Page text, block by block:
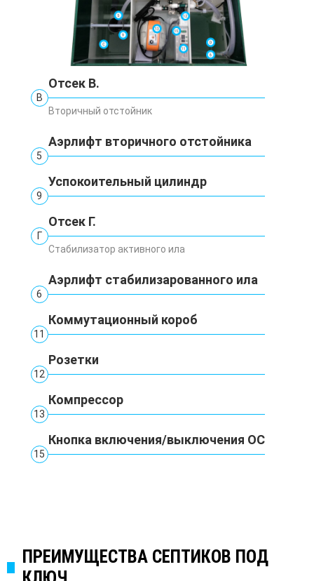
Отсек В.
В
Вторичный отстойник
Аэрлифт вторичного отстойника
5
Успокоительный цилиндр
9
Отсек Г.
Г
Стабилизатор активного ила
Аэрлифт стабилизарованного ила
6
Коммутационный короб
11
Розетки
12
Компрессор
13
Кнопка включения/выключения ОС
15
ПРЕИМУЩЕСТВА СЕПТИКОВ ПОД